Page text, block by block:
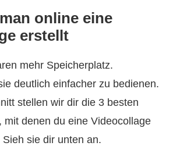
online eine
erstellt
mehr Speicherplatz.
deutlich einfacher zu bedienen.
stellen wir dir die 3 besten
mit denen du eine Videocollage
sie dir unten an.